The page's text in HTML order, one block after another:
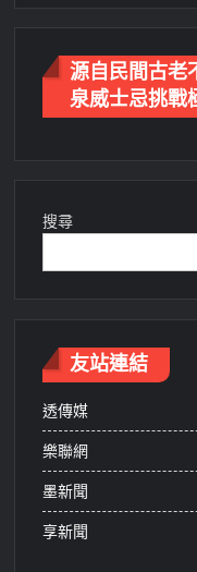
源自民間古老
泉威士忌挑戰
搜尋
友站連結
透傳媒
樂聯網
墨新聞
享新聞